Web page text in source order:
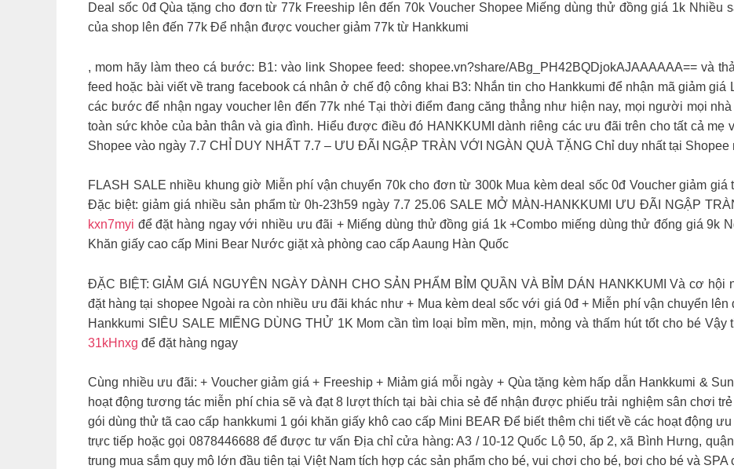
Deal sốc 0đ Qùa tặng cho đơn từ 77k Freeship lên đến 70k Voucher Shopee Miếng dùng thử đồng giá 1k Nhiều
của shop lên đến 77k Để nhận được voucher giảm 77k từ Hankkumi
, mom hãy làm theo cá bước: B1: vào link Shopee feed: shopee.vn?share/ABg_PH42BQDjokAJAAAAAA== và
feed hoặc bài viết về trang facebook cá nhân ở chế độ công khai B3: Nhắn tin cho Hankkumi để nhận mã giảm
các bước để nhận ngay voucher lên đến 77k nhé Tại thời điểm đang căng thẳng như hiện nay, mọi người mọi
toàn sức khỏe của bản thân và gia đình. Hiểu được điều đó HANKKUMI dành riêng các ưu đãi trên cho tất cả mẹ
Shopee vào ngày 7.7 CHỈ DUY NHẤT 7.7 – ƯU ĐÃI NGẬP TRÀN VỚI NGÀN QUÀ TẶNG Chỉ duy nhất tại Shopee
FLASH SALE nhiều khung giờ Miễn phí vận chuyển 70k cho đơn từ 300k Mua kèm deal sốc 0đ Voucher giảm
Đặc biệt: giảm giá nhiều sản phẩm từ 0h-23h59 ngày 7.7 25.06 SALE MỞ MÀN-HANKKUMI ƯU ĐÃI NGẬP
kxn7myi để đặt hàng ngay với nhiều ưu đãi + Miếng dùng thử đồng giá 1k +Combo miếng dùng thử đống giá 9k
Khăn giấy cao cấp Mini Bear Nước giặt xà phòng cao cấp Aaung Hàn Quốc
ĐẶC BIỆT: GIẢM GIÁ NGUYÊN NGÀY DÀNH CHO SẢN PHẨM BỈM QUẦN VÀ BỈM DÁN HANKKUMI Và cơ hội
đặt hàng tại shopee Ngoài ra còn nhiều ưu đãi khác như + Mua kèm deal sốc với giá 0đ + Miễn phí vận chuyển
Hankkumi SIÊU SALE MIẾNG DÙNG THỬ 1K Mom cần tìm loại bỉm mền, mịn, mỏng và thấm hút tốt cho bé Vậy
31kHnxg để đặt hàng ngay
Cùng nhiều ưu đãi: + Voucher giảm giá + Freeship + Miảm giá mỗi ngày + Qùa tặng kèm hấp dẫn Hankkumi &
hoạt động tương tác miễn phí chia sẽ và đạt 8 lượt thích tại bài chia sẻ để nhận được phiếu trải nghiệm sân chơi
gói dùng thử tã cao cấp hankkumi 1 gói khăn giấy khô cao cấp Mini BEAR Để biết thêm chi tiết về các hoạt động
trực tiếp hoặc gọi 0878446688 để được tư vấn Địa chỉ cửa hàng: A3 / 10-12 Quốc Lộ 50, ấp 2, xã Bình Hưng,
trung mua sắm quy mô lớn đầu tiên tại Việt Nam tích hợp các sản phẩm cho bé, vui chơi cho bé, bơi cho bé và SPA